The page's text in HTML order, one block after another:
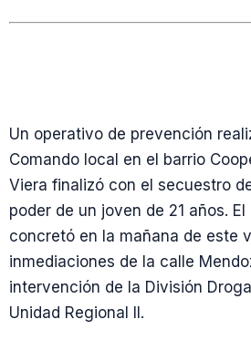
Un operativo de prevención
Comando local en el barrio
Viera finalizó con el secuestro
poder de un joven de 21 años.
concretó en la mañana de este
inmediaciones de la calle
intervención de la División
Unidad Regional II.